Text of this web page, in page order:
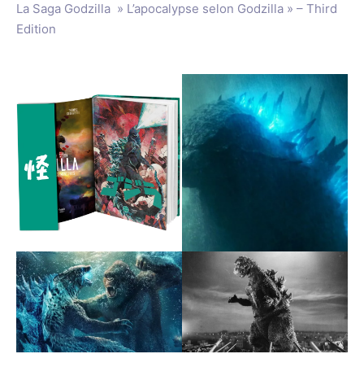
La Saga Godzilla » L’apocalypse selon Godzilla » – Third
Edition